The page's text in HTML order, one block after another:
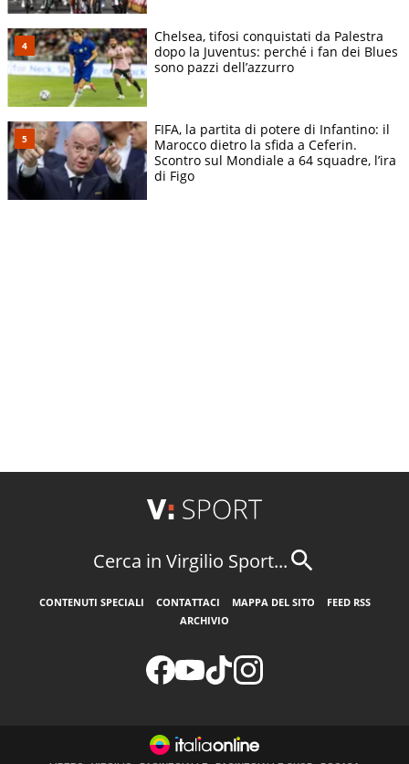
Chelsea, tifosi conquistati da Palestra
dopo la Juventus: perché i fan dei Blues
sono pazzi dell’azzurro
FIFA, la partita di potere di Infantino: il
Marocco dietro la sfida a Ceferin.
Scontro sul Mondiale a 64 squadre, l’ira
di Figo
Cerca in Virgilio Sport...
CONTENUTI SPECIALI CONTATTACI MAPPA DEL SITO
FEED RSS
ARCHIVIO